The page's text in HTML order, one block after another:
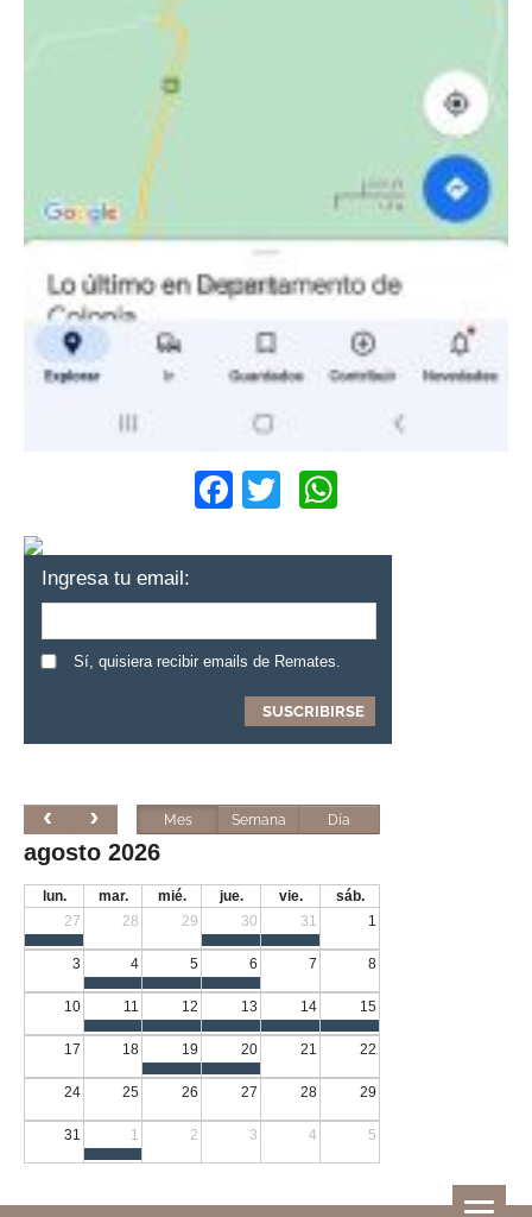
Facebook
Twitter
Ingresa tu email:
Sí, quisiera recibir emails de Remates.
Mes Semana Día
agosto 2026
lun. mar. mié. jue. vie.
sáb.
27
28 29 30 31 1
3 4 5 6 7 8
10 11 12 13 14 15
17 18 19 20 21 22
24 25 26 27 28 29
31 1 2 3 4 5